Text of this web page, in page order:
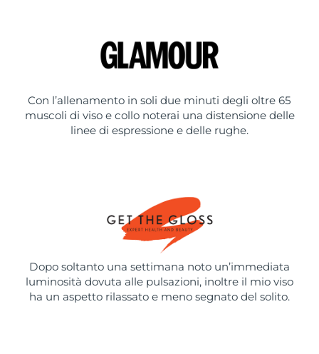
Con l’allenamento in soli due minuti degli oltre 65
muscoli di viso e collo noterai una distensione delle
linee di espressione e delle rughe.
Dopo soltanto una settimana noto un’immediata
luminosità dovuta alle pulsazioni, inoltre il mio viso
ha un aspetto rilassato e meno segnato del solito.